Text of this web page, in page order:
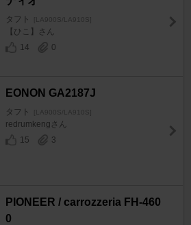
タフト [LA900S/LA910S]
【ひこ】さん
14
0
EONON GA2187J
タフト [LA900S/LA910S]
redrumkengさん
15
3
PIONEER / carrozzeria FH-460
0